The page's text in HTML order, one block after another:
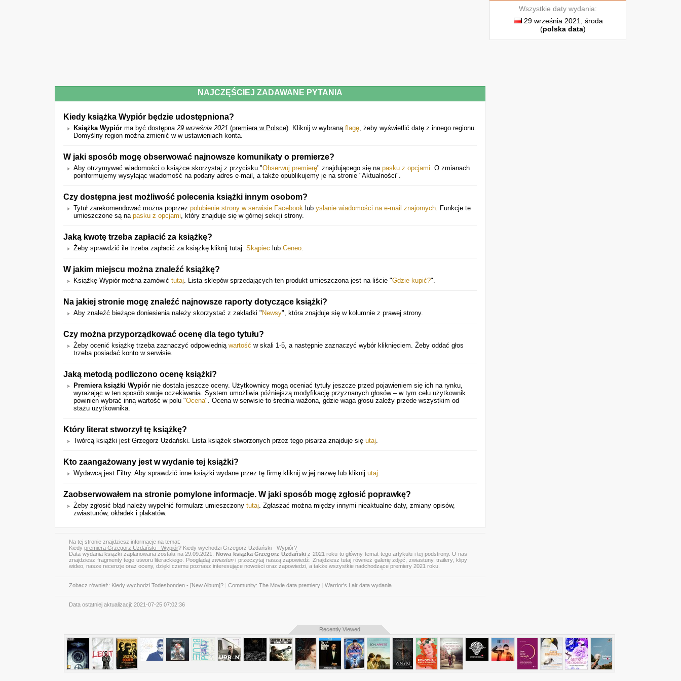
NAJCZĘŚCIEJ ZADAWANE PYTANIA
Kiedy książka Wypiór będzie udostępniona?
Książka Wypiór ma być dostępna 29 września 2021 (premiera w Polsce). Kliknij w wybraną flagę, żeby wyświetlić datę z innego regionu.
Domyślny region można zmienić w w ustawieniach konta.
W jaki sposób mogę obserwować najnowsze komunikaty o premierze?
Aby otrzymywać wiadomości o książce skorzystaj z przycisku "Obserwuj premierę" znajdującego się na pasku z opcjami. O zmianach
poinformujemy wysyłając wiadomość na podany adres e-mail, a także opublikujemy je na stronie "Aktualności".
Czy dostępna jest możliwość polecenia książki innym osobom?
Tytuł zarekomendować można poprzez polubienie strony w serwisie Facebook lub ysłanie wiadomości na e-mail znajomych. Funkcje te
umieszczone są na pasku z opcjami, który znajduje się w górnej sekcji strony.
Jaką kwotę trzeba zapłacić za książkę?
Żeby sprawdzić ile trzeba zapłacić za książkę kliknij tutaj: Skąpiec lub Ceneo.
W jakim miejscu można znaleźć książkę?
Książkę Wypiór można zamówić tutaj. Lista sklepów sprzedających ten produkt umieszczona jest na liście "Gdzie kupić?".
Na jakiej stronie mogę znaleźć najnowsze raporty dotyczące książki?
Aby znaleźć bieżące doniesienia należy skorzystać z zakładki " Newsy", która znajduje się w kolumnie z prawej strony.
Czy można przyporządkować ocenę dla tego tytułu?
Żeby ocenić książkę trzeba zaznaczyć odpowiednią wartość w skali 1-5, a następnie zaznaczyć wybór kliknięciem. Żeby oddać głos
trzeba posiadać konto w serwisie.
Jaką metodą podliczono ocenę książki?
Premiera książki Wypiór nie dostała jeszcze oceny. Użytkownicy mogą oceniać tytuły jeszcze przed pojawieniem się ich na rynku,
wyrażając w ten sposób swoje oczekiwania. System umożliwia późniejszą modyfikację przyznanych głosów – w tym celu użytkownik
powinien wybrać inną wartość w polu "Ocena". Ocena w serwisie to średnia ważona, gdzie waga głosu zależy przede wszystkim od
stażu użytkownika.
Który literat stworzył tę książkę?
Twórcą książki jest Grzegorz Uzdański. Lista książek stworzonych przez tego pisarza znajduje się utaj.
Kto zaangażowany jest w wydanie tej książki?
Wydawcą jest Filtry. Aby sprawdzić inne książki wydane przez tę firmę kliknij w jej nazwę lub kliknij utaj.
Zaobserwowałem na stronie pomylone informacje. W jaki sposób mogę zgłosić poprawkę?
Żeby zgłosić błąd należy wypełnić formularz umieszczony tutaj. Zgłaszać można między innymi nieaktualne daty, zmiany opisów,
zwiastunów, okładek i plakatów.
Na tej stronie znajdziesz informacje na temat:
Kiedy premiera Grzegorz Uzdański - Wypiór? Kiedy wychodzi Grzegorz Uzdański - Wypiór?
Data wydania książki zaplanowana została na 29.09.2021. Nowa książka Grzegorz Uzdańskiz 2021 roku to główny temat tego artykułu i tej podstrony. U nas
znajdziesz fragmenty tego utworu literackiego. Pooglądaj zwiastuni przeczytaj naszą zapowiedź. Znajdziesz tutaj również galerię zdjęć, zwiastuny, trailery, klipy
wideo, nasze recenzje oraz oceny, dzięki czemu poznasz interesujące nowości oraz zapowiedzi, a także wszystkie nadchodzące premiery 2021 roku.
Zobacz również: Kiedy wychodzi Todesbonden - [New Album]? Community: The Movie data premiery Warrior's Lair data wydania
Data ostatniej aktualizacji: 2021-07-25 07:02:36
Wszystkie daty wydania:
29 września 2021, środa
(polska data)
Recently Viewed